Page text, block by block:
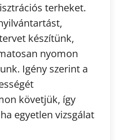
terheket.
készítünk,
nyomon
Igény szerint a
követjük, így
egyetlen vizsgálat